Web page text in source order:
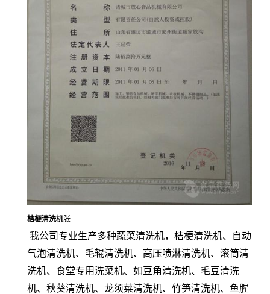
桔梗清洗机张
我公司专业生产多种蔬菜清洗机，桔梗清洗机、自动
气泡清洗机、毛辊清洗机、高压喷淋清洗机、滚筒清
洗机、食堂专用洗菜机、如豆角清洗机、毛豆清洗
机、秋葵清洗机、龙须菜清洗机、竹笋清洗机、鱼腥